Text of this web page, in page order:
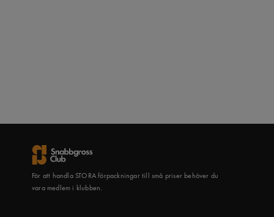
För att handla STORA förpackningar till små priser behöver du
vara medlem i klubben.